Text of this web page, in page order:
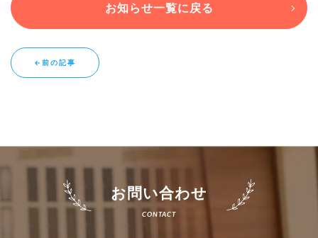
お知らせ一覧に戻る
←前の記事
お問い合わせ